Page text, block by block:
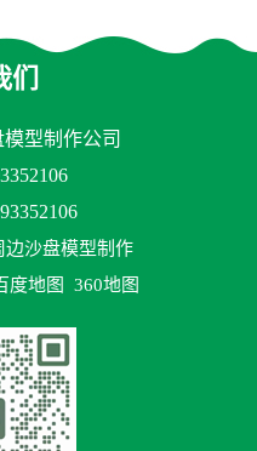
们
型制作公司
边沙盘模型制作
度地图 360地图